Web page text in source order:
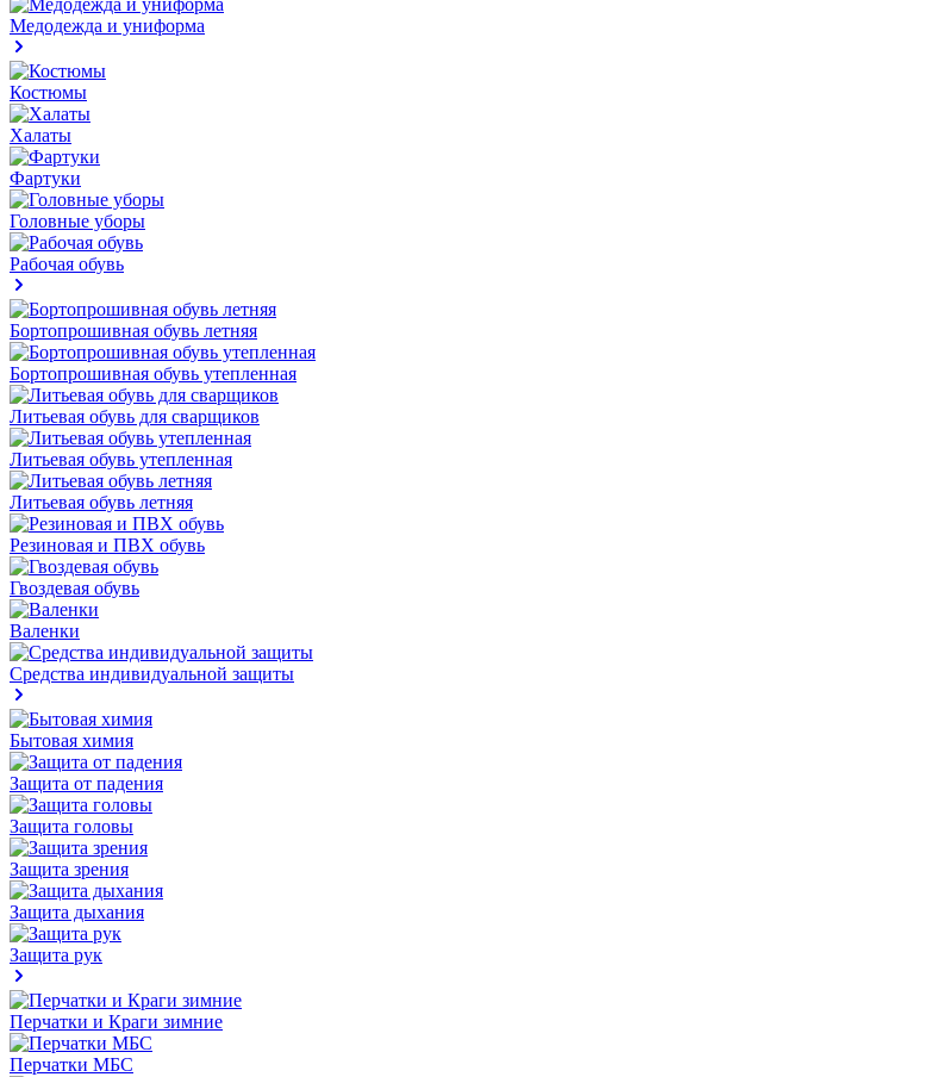
Медодежда и униформа
Костюмы
Халаты
Фартуки
Головные уборы
Рабочая обувь
Бортопрошивная обувь летняя
Бортопрошивная обувь утепленная
Литьевая обувь для сварщиков
Литьевая обувь утепленная
Литьевая обувь летняя
Резиновая и ПВХ обувь
Гвоздевая обувь
Валенки
Средства индивидуальной защиты
Бытовая химия
Защита от падения
Защита головы
Защита зрения
Защита дыхания
Защита рук
Перчатки и Краги зимние
Перчатки МБС